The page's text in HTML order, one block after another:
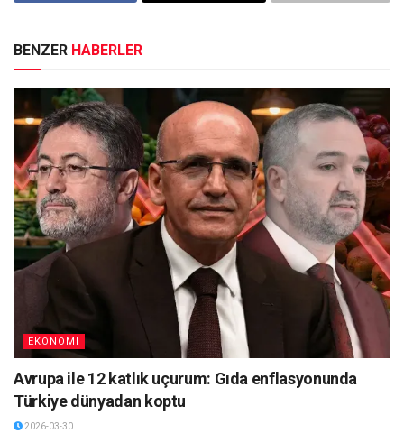
BENZER HABERLER
EKONOMI
Avrupa ile 12 katlık uçurum: Gıda enflasyonunda
Türkiye dünyadan koptu
2026-03-30